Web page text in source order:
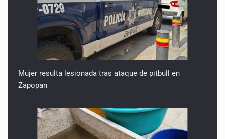
Mujer resulta lesionada tras ataque de pitbull en
Zapopan